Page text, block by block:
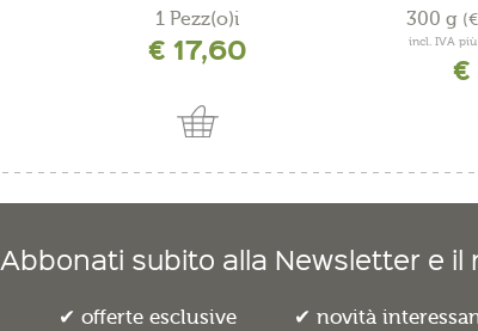
1 Pezz(o)i
€ 17,60
300 g
incl. IVA
€
Abbonati subito alla Newsletter e il
offerte esclusive novità